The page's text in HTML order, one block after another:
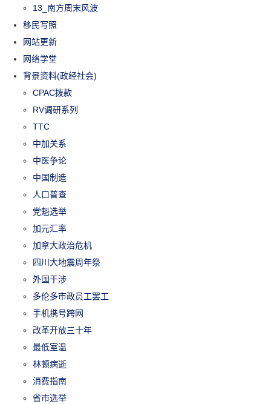
13_南方周末风波
移民写照
网站更新
网络学堂
背景资料(政经社会)
CPAC拨款
RV调研系列
TTC
中加关系
中医争论
中国制造
人口普查
党魁选举
加元汇率
加拿大政治危机
四川大地震周年祭
外国干涉
多伦多市政员工罢工
手机携号跨网
改革开放三十年
最低室温
林顿病逝
消费指南
省市选举